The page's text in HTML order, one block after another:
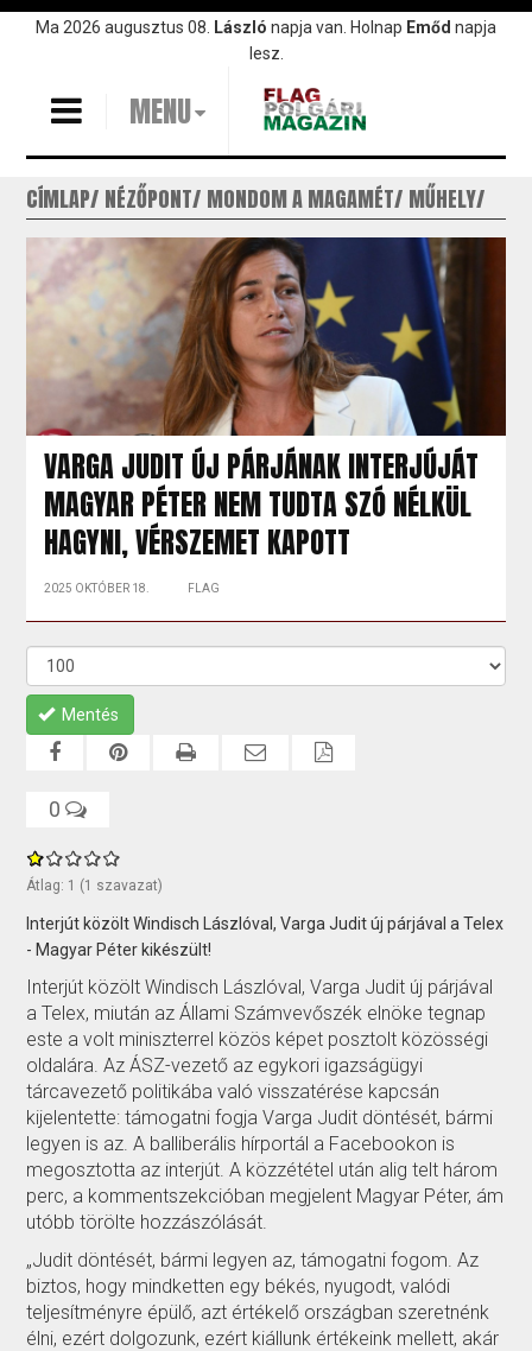
UgrásMa 2026 augusztus 08. László napja van. Holnap Emőd napja
lesz.
MENU
CÍMLAP NÉZŐPONT MONDOM A MAGAMÉT MŰHELY
VARGA JUDIT ÚJ PÁRJÁNAK INTERJÚJÁT
MAGYAR PÉTER NEM TUDTA SZÓ NÉLKÜL
HAGYNI, VÉRSZEMET KAPOTT
2025 OKTÓBER 18. FLAG
Mentés
0
Átlag: 1 (1 szavazat)
Interjút közölt Windisch Lászlóval, Varga Judit új párjával a Telex
- Magyar Péter kikészült!
Interjút közölt Windisch Lászlóval, Varga Judit új párjával
a Telex, miután az Állami Számvevőszék elnöke tegnap
este a volt miniszterrel közös képet posztolt közösségi
oldalára. Az ÁSZ-vezető az egykori igazságügyi
tárcavezető politikába való visszatérése kapcsán
kijelentette: támogatni fogja Varga Judit döntését, bármi
legyen is az. A balliberális hírportál a Facebookon is
megosztotta az interjút. A közzététel után alig telt három
perc, a kommentszekcióban megjelent Magyar Péter, ám
utóbb törölte hozzászólását.
„Judit döntését, bármi legyen az, támogatni fogom. Az
biztos, hogy mindketten egy békés, nyugodt, valódi
teljesítményre épülő, azt értékelő országban szeretnénk
élni, ezért dolgozunk, ezért kiállunk értékeink mellett, akár